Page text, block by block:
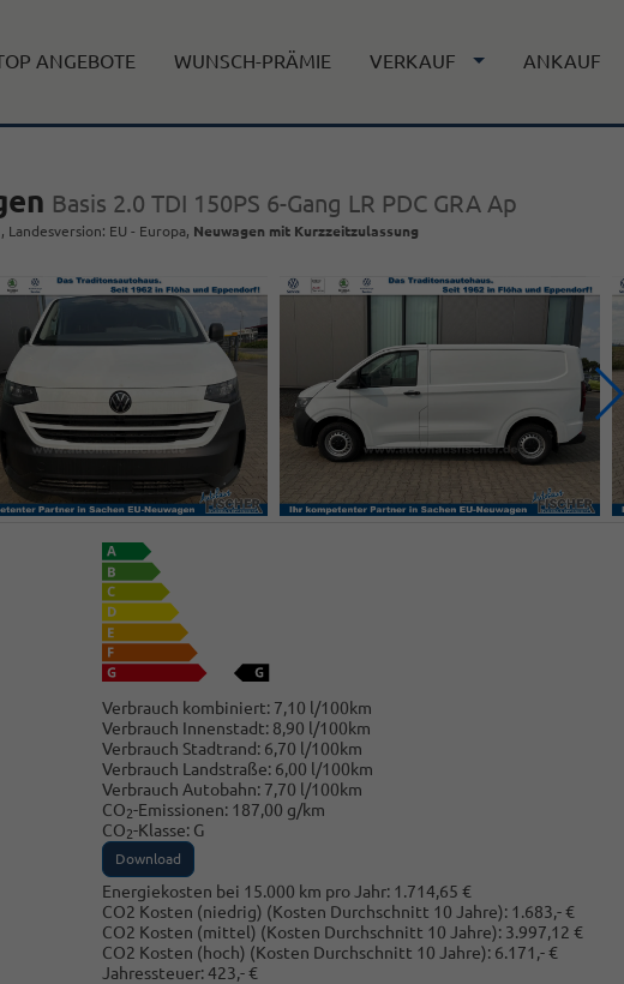
ANGEBOTE WUNSCH-PRÄMIE VERKAUF ANKAUF
Basis 2.0 TDI 150PS 6-Gang LR PDC GRA Ap
, Landesversion: EU - Europa, Neuwagen mit Kurzzeitzulassung
Verbrauch kombiniert: 7,10 l/100km
Verbrauch Innenstadt: 8,90 l/100km
Verbrauch Stadtrand: 6,70 l/100km
Verbrauch Landstraße: 6,00 l/100km
Verbrauch Autobahn: 7,70 l/100km
CO2-Emissionen: 187,00 g/km
CO2-Klasse: G
Download
Energiekosten bei 15.000 km pro Jahr: 1.714,65 €
CO2 Kosten (niedrig) (Kosten Durchschnitt 10 Jahre): 1.683,- €
CO2 Kosten (mittel) (Kosten Durchschnitt 10 Jahre): 3.997,12 €
CO2 Kosten (hoch) (Kosten Durchschnitt 10 Jahre): 6.171,- €
Jahressteuer:423,- €